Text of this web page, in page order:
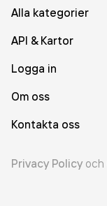
Alla kategorier
API & Kartor
Logga in
Om oss
Kontakta oss
Privacy Policy och